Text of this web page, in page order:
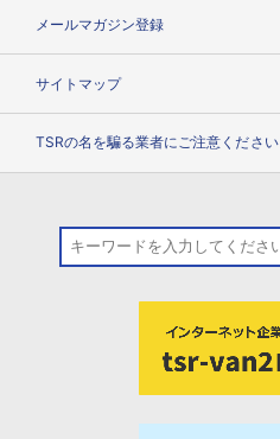
メールマガジン登録
サイトマップ
TSRの名を騙る業者にご注意ください